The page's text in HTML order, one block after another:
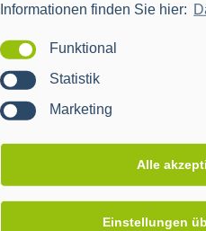
Informationen finden Sie hier:
Funktional
Statistik
Marketing
Alle
Einstellungen
X